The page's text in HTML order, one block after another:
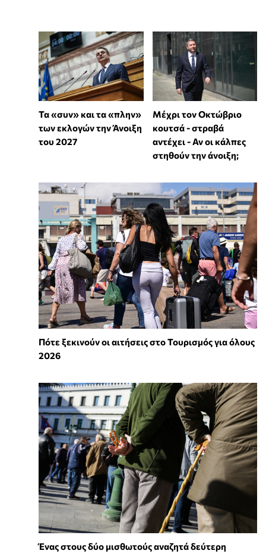
Τα «συν» και τα «πλην»
των εκλογών την Άνοιξη
του 2027
Μέχρι τον Οκτώβριο
κουτσά - στραβά
αντέχει - Αν οι κάλπες
στηθούν την άνοιξη;
Πότε ξεκινούν οι αιτήσεις στο Τουρισμός για όλους
2026
Ένας στους δύο μισθωτούς αναζητά δεύτερη